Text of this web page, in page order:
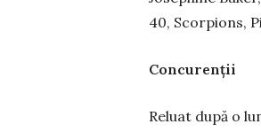
40, Scorpions,
Concurenţii
Reluat după o